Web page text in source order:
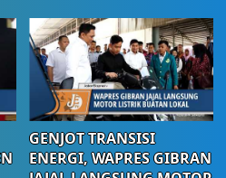
GENJOT TRANSISI
ENERGI, WAPRES GIBRAN